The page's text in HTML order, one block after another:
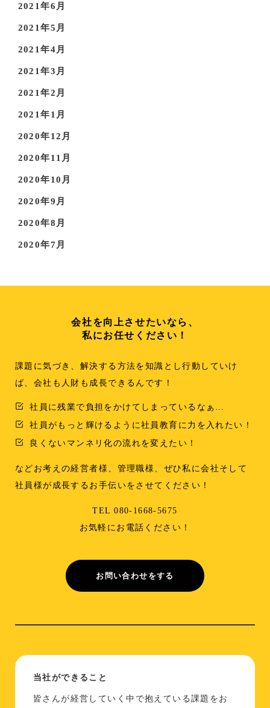
2021年6月
2021年5月
2021年4月
2021年3月
2021年2月
2021年1月
2020年12月
2020年11月
2020年10月
2020年9月
2020年8月
2020年7月
会社を向上させたいなら、
私にお任せください！
課題に気づき、解決する方法を知識とし行動していけ
ば、会社も人財も成長できるんです！
社員に残業で負担をかけてしまっているなぁ…
社員がもっと輝けるように社員教育に力を入れたい！
良くないマンネリ化の流れを変えたい！
などお考えの経営者様、管理職様、ぜひ私に会社そして
社員様が成長するお手伝いをさせてください！
TEL 080-1668-5675
お気軽にお電話ください！
お問い合わせをする
当社ができること
皆さんが経営していく中で抱えている課題をお